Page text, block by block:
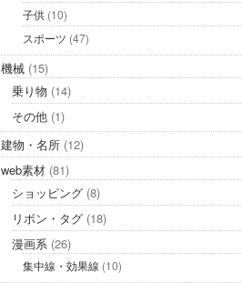
子供 (10)
スポーツ (47)
機械 (15)
乗り物 (14)
その他 (1)
建物・名所 (12)
web素材 (81)
ショッピング (8)
リボン・タグ (18)
漫画系 (26)
集中線・効果線 (10)